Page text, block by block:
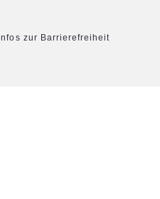
Infos zur Barrierefreiheit